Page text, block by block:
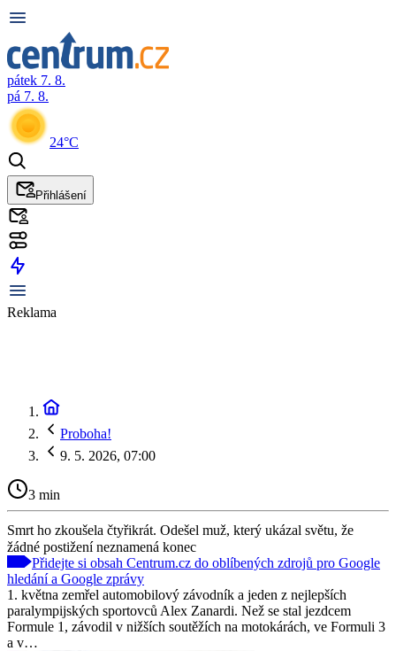
pátek 7. 8.
pá 7. 8.
24°C
Přihlášení
Reklama
Proboha!
9. 5. 2026, 07:00
3 min
Smrt ho zkoušela čtyřikrát. Odešel muž, který ukázal světu, že
žádné postižení neznamená konec
Přidejte si obsah Centrum.cz do oblíbených zdrojů pro Google
hledání a Google zprávy
1. května zemřel automobilový závodník a jeden z nejlepších
paralympijských sportovců Alex Zanardi. Než se stal jezdcem
Formule 1, závodil v nižších soutěžích na motokárách, ve Formuli 3
a v…